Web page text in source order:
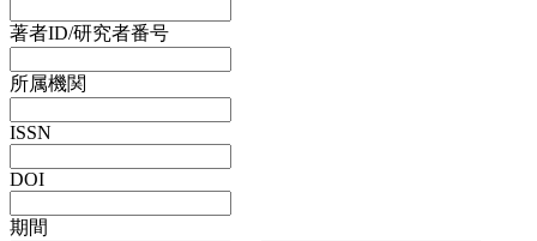
著者ID/研究者番号
所属機関
ISSN
DOI
期間